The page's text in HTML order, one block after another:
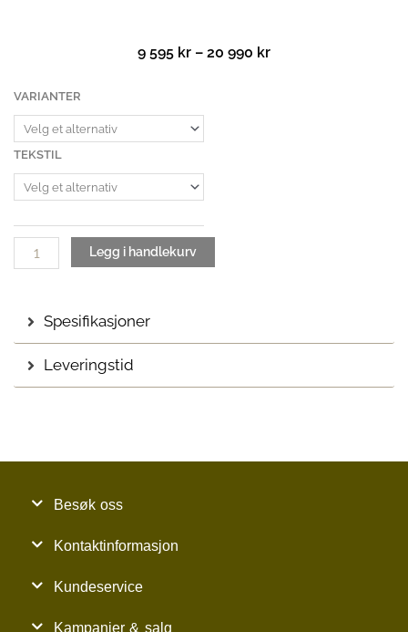
9 595 kr – 20 990 krPrisområde:
VARIANTER
TEKSTIL
Sticks
benk
antall
Legg i handlekurv
Spesifikasjoner
Leveringstid
Besøk oss
Kontaktinformasjon
Kundeservice
Kampanjer & salg